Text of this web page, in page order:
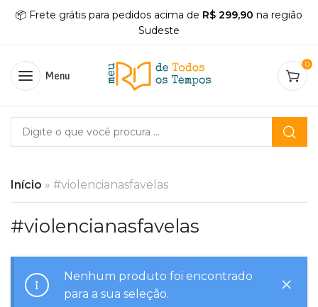
📦 Frete grátis para pedidos acima de R$ 299,90 na região
Sudeste
Menu
0
Início » #violencianasfavelas
#violencianasfavelas
Nenhum produto foi encontrado
para a sua seleção.